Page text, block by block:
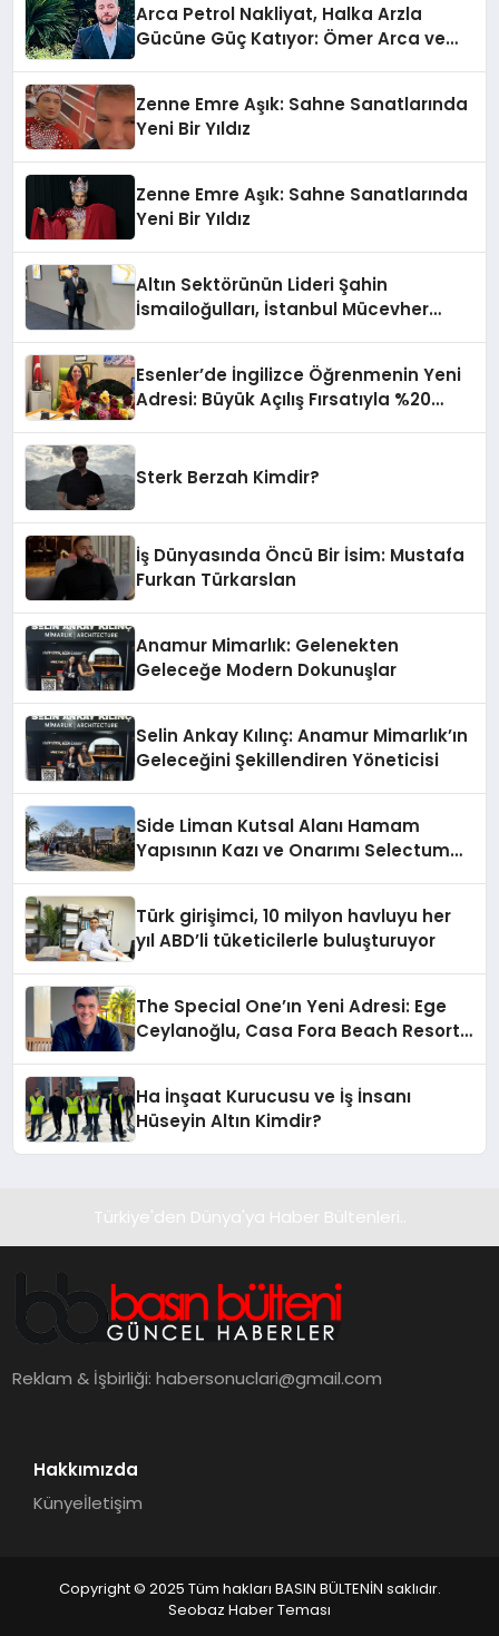
Arca Petrol Nakliyat, Halka Arzla
Gücüne Güç Katıyor: Ömer Arca ve
Zenne Emre Aşık: Sahne Sanatlarında
Yeni Bir Yıldız
Zenne Emre Aşık: Sahne Sanatlarında
Yeni Bir Yıldız
Altın Sektörünün Lideri Şahin
İsmailoğulları, İstanbul Mücevher
Esenler’de İngilizce Öğrenmenin Yeni
Adresi: Büyük Açılış Fırsatıyla %20
Sterk Berzah Kimdir?
İş Dünyasında Öncü Bir İsim: Mustafa
Furkan Türkarslan
Anamur Mimarlık: Gelenekten
Geleceğe Modern Dokunuşlar
Selin Ankay Kılınç: Anamur Mimarlık’ın
Geleceğini Şekillendiren Yöneticisi
Side Liman Kutsal Alanı Hamam
Yapısının Kazı ve Onarımı Selectum
Türk girişimci, 10 milyon havluyu her
yıl ABD’li tüketicilerle buluşturuyor
The Special One’ın Yeni Adresi: Ege
Ceylanoğlu, Casa Fora Beach Resort
Ha İnşaat Kurucusu ve İş İnsanı
Hüseyin Altın Kimdir?
Türkiye'den Dünya'ya Haber Bültenleri..
Reklam & İşbirliği:habersonuclari@gmail.com
Hakkımızda
Künyeİletişim
Copyright © 2025 Tüm hakları BASIN BÜLTENİN saklıdır.
Seobaz Haber Teması